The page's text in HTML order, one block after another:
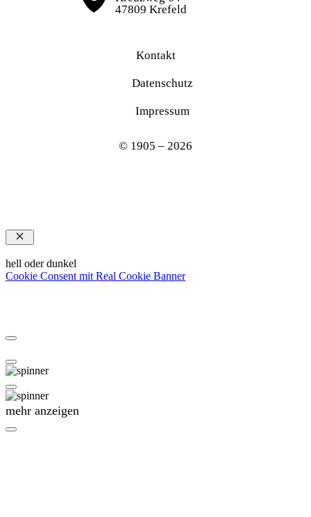
47809 Krefeld
Kontakt
Datenschutz
Impressum
© 1905 – 2026
Schließen
hell oder dunkel
Cookie Consent mit Real Cookie Banner
mehr anzeigen